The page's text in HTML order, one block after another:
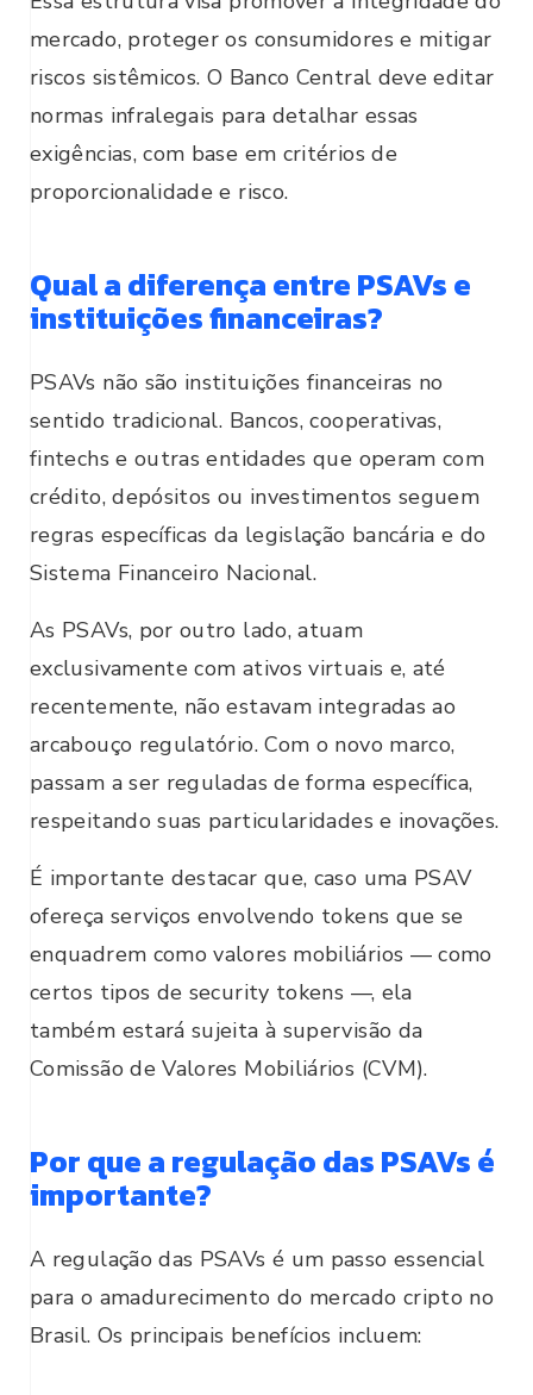
mercado, proteger os consumidores e mitigar
riscos sistêmicos. O Banco Central deve editar
normas infralegais para detalhar essas
exigências, com base em critérios de
proporcionalidade e risco.
Qual a diferença entre PSAVs e
instituições financeiras?
PSAVs não são instituições financeiras no
sentido tradicional. Bancos, cooperativas,
fintechs e outras entidades que operam com
crédito, depósitos ou investimentos seguem
regras específicas da legislação bancária e do
Sistema Financeiro Nacional.
As PSAVs, por outro lado, atuam
exclusivamente com ativos virtuais e, até
recentemente, não estavam integradas ao
arcabouço regulatório. Com o novo marco,
passam a ser reguladas de forma específica,
respeitando suas particularidades e inovações.
É importante destacar que, caso uma PSAV
ofereça serviços envolvendo tokens que se
enquadrem como valores mobiliários — como
certos tipos de security tokens —, ela
também estará sujeita à supervisão da
Comissão de Valores Mobiliários (CVM).
Por que a regulação das PSAVs é
importante?
A regulação das PSAVs é um passo essencial
para o amadurecimento do mercado cripto no
Brasil. Os principais benefícios incluem: